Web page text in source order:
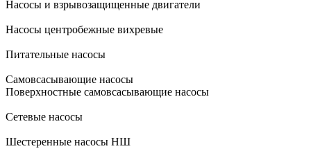
Насосы и взрывозащищенные двигатели
Насосы центробежные вихревые
Питательные насосы
Самовсасывающие насосы
Поверхностные самовсасывающие насосы
Сетевые насосы
Шестеренные насосы НШ